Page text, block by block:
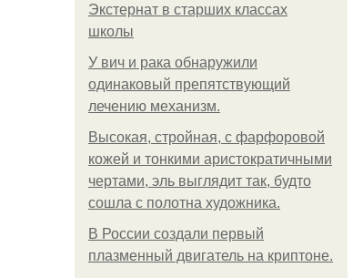
Экстернат в старших классах
школы
У вич и рака обнаружили
одинаковый препятствующий
лечению механизм.
Высокая, стройная, с фарфоровой
кожей и тонкими аристократичными
чертами, эль выглядит так, будто
сошла с полотна художника.
В России создали первый
плазменный двигатель на криптоне.